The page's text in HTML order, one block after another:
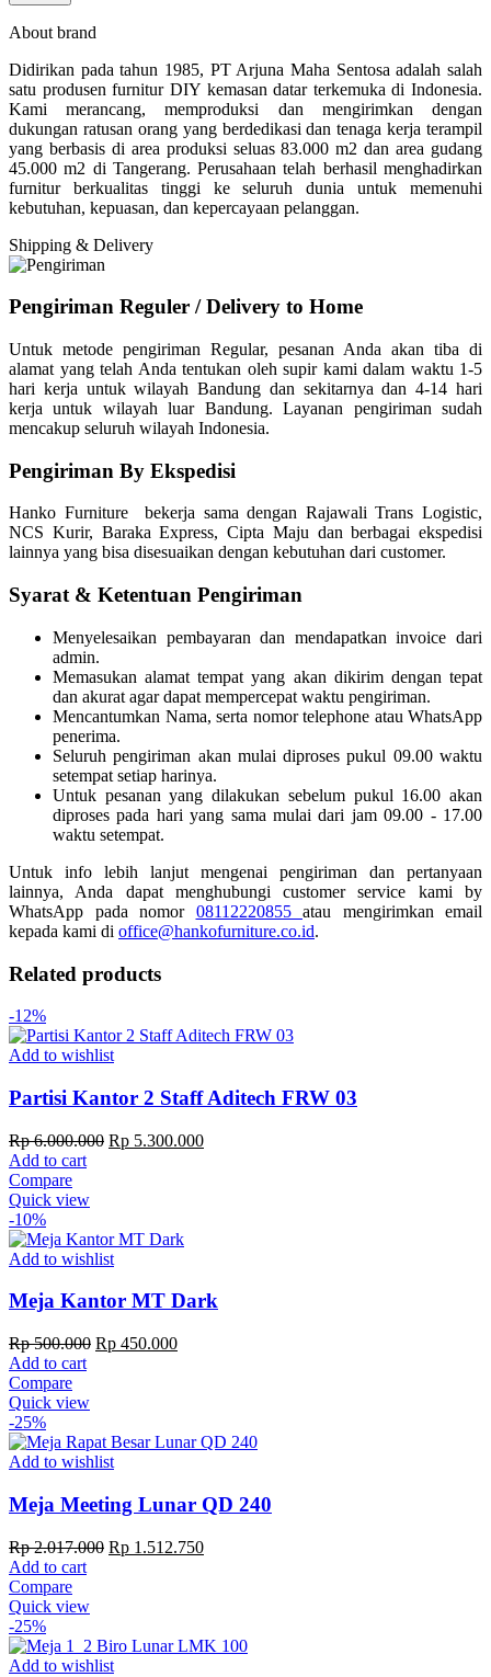
About brand
Didirikan pada tahun 1985, PT Arjuna Maha Sentosa adalah salah
satu produsen furnitur DIY kemasan datar terkemuka di Indonesia.
Kami merancang, memproduksi dan mengirimkan dengan
dukungan ratusan orang yang berdedikasi dan tenaga kerja terampil
yang berbasis di area produksi seluas 83.000 m2 dan area gudang
45.000 m2 di Tangerang. Perusahaan telah berhasil menghadirkan
furnitur berkualitas tinggi ke seluruh dunia untuk memenuhi
kebutuhan, kepuasan, dan kepercayaan pelanggan.
Shipping & Delivery
Pengiriman Reguler / Delivery to Home
Untuk metode pengiriman Regular, pesanan Anda akan tiba di
alamat yang telah Anda tentukan oleh supir kami dalam waktu 1-5
hari kerja untuk wilayah Bandung dan sekitarnya dan 4-14 hari
kerja untuk wilayah luar Bandung. Layanan pengiriman sudah
mencakup seluruh wilayah Indonesia.
Pengiriman By Ekspedisi
Hanko Furniture bekerja sama dengan Rajawali Trans Logistic,
NCS Kurir, Baraka Express, Cipta Maju dan berbagai ekspedisi
lainnya yang bisa disesuaikan dengan kebutuhan dari customer.
Syarat & Ketentuan Pengiriman
Menyelesaikan pembayaran dan mendapatkan invoice dari
admin.
Memasukan alamat tempat yang akan dikirim dengan tepat
dan akurat agar dapat mempercepat waktu pengiriman.
Mencantumkan Nama, serta nomor telephone atau WhatsApp
penerima.
Seluruh pengiriman akan mulai diproses pukul 09.00 waktu
setempat setiap harinya.
Untuk pesanan yang dilakukan sebelum pukul 16.00 akan
diproses pada hari yang sama mulai dari jam 09.00 - 17.00
waktu setempat.
Untuk info lebih lanjut mengenai pengiriman dan pertanyaan
lainnya, Anda dapat menghubungi customer service kami by
WhatsApp pada nomor 08112220855 atau mengirimkan email
kepada kami di office@hankofurniture.co.id.
Related products
-12%
Add to wishlist
Partisi Kantor 2 Staff Aditech FRW 03
Rp6.000.000 Original
Rp 5.300.000Current
Add to cart
Compare
Quick view
-10%
Add to wishlist
Meja Kantor MT Dark
Rp500.000 Original
Rp 450.000Current
Add to cart
Compare
Quick view
-25%
Add to wishlist
Meja Meeting Lunar QD 240
Rp2.017.000 Original
Rp 1.512.750Current
Add to cart
Compare
Quick view
-25%
Add to wishlist